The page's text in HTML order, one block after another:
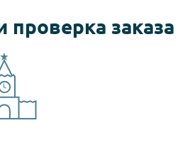
проверка заказа